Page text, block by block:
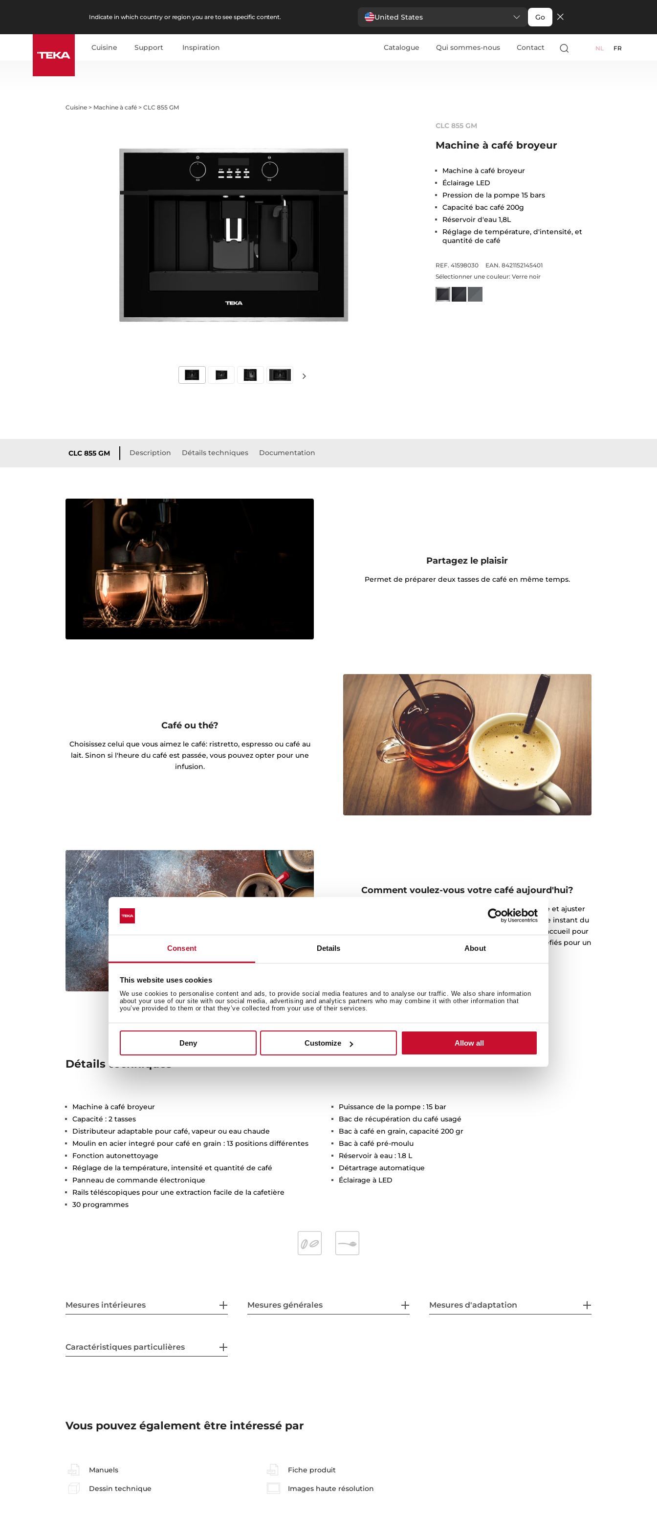
Consent Details About
This website uses cookies
We use cookies to personalise content and ads, to provide social media features and to analyse our traffic. We also share information
about your use of our site with our social media, advertising and analytics partners who may combine it with other information that
you’ve provided to them or that they’ve collected from your use of their services.
Deny Customize Allow all
Indicate in which country or region you are to see specific content. United States Go
Cuisine Support Inspiration Catalogue Qui sommes-nous Contact NL FR
Cuisine > Machine à café >CLC 855 GM
CLC 855 GM
Machine à café broyeur
Machine à café broyeur
Éclairage LED
Pression de la pompe 15 bars
Capacité bac café 200g
Réservoir d'eau 1,8L
Réglage de température, d'intensité, et
quantité de café
REF. 41598030
EAN. 8421152145401
Sélectionner une couleur: Verre noir
CLC 855 GM Description Détails techniques Documentation
Partagez le plaisir
Permet de préparer deux tasses de café en même temps.
Café ou thé?
Choisissez celui que vous aimez le café: ristretto, espresso ou café au
lait. Sinon si l'heure du café est passée, vous pouvez opter pour une
infusion.
Comment voulez-vous votre café aujourd'hui?
30 programmes différents pour contrôler la température et ajuster
l'intensité du café, vous permettant de profiter de chaque instant du
café dont vous avez besoin, et vous apportez le meilleur accueil pour
vos visiteurs. Utilisez des grains de cafés fraichement torréfiés pour un
gout authentique
Détails techniques
Machine à café broyeur
Capacité : 2 tasses
Distributeur adaptable pour café, vapeur ou eau chaude
Moulin en acier integré pour café en grain : 13 positions différentes
Fonction autonettoyage
Réglage de la température, intensité et quantité de café
Panneau de commande électronique
Rails téléscopiques pour une extraction facile de la cafetière
30 programmes
Puissance de la pompe : 15 bar
Bac de récupération du café usagé
Bac à café en grain, capacité 200 gr
Bac à café pré-moulu
Réservoir à eau : 1.8 L
Détartrage automatique
Éclairage à LED
Mesures intérieures Mesures générales Mesures d'adaptation
Caractéristiques particulières
Vous pouvez également être intéressé par
Manuels Fiche produit
Dessin technique Images haute résolution